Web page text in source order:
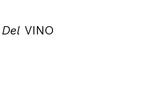
Del VINO